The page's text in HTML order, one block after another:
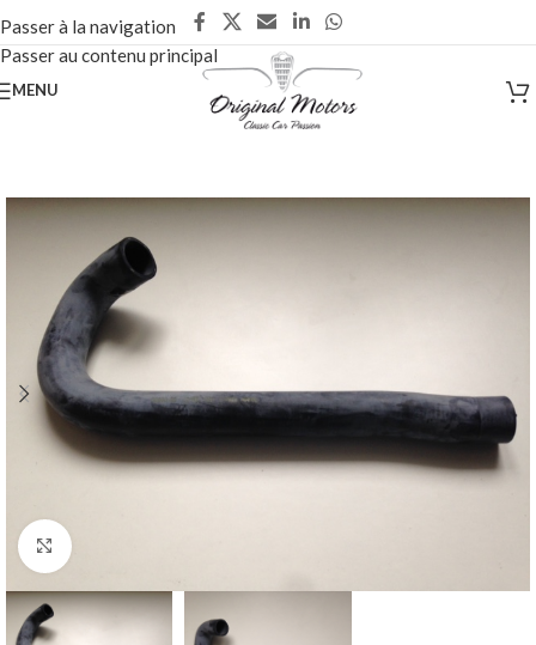
Passer à la navigation
Passer au contenu principal
MENU
Cliquez pour agrandir